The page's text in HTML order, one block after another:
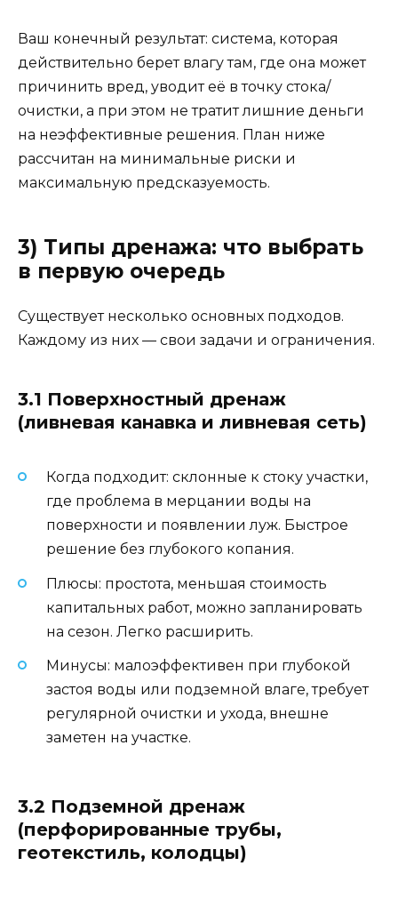
Ваш конечный результат: система, которая
действительно берет влагу там, где она может
причинить вред, уводит её в точку стока/
очистки, а при этом не тратит лишние деньги
на неэффективные решения. План ниже
рассчитан на минимальные риски и
максимальную предсказуемость.
3) Типы дренажа: что выбрать
в первую очередь
Существует несколько основных подходов.
Каждому из них — свои задачи и ограничения.
3.1 Поверхностный дренаж
(ливневая канавка и ливневая сеть)
Когда подходит: склонные к стоку участки,
где проблема в мерцании воды на
поверхности и появлении луж. Быстрое
решение без глубокого копания.
Плюсы: простота, меньшая стоимость
капитальных работ, можно запланировать
на сезон. Легко расширить.
Минусы: малоэффективен при глубокой
застоя воды или подземной влаге, требует
регулярной очистки и ухода, внешне
заметен на участке.
3.2 Подземной дренаж
(перфорированные трубы,
геотекстиль, колодцы)